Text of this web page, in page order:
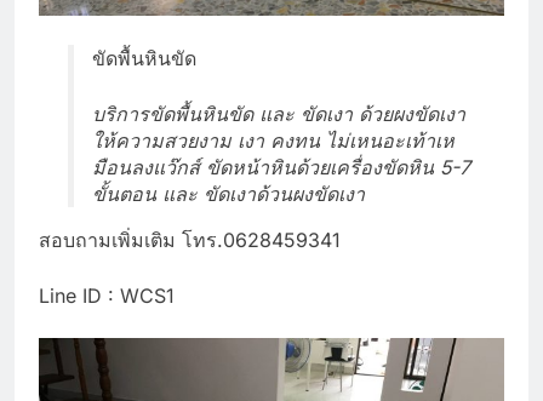
ขัดพื้นหินขัด
บริการขัดพื้นหินขัด และ ขัดเงา ด้วยผงขัดเงา
ให้ความสวยงาม เงา คงทน ไม่เหนอะเท้าเห
มือนลงแว๊กส์ ขัดหน้าหินด้วยเครื่องขัดหิน 5-7
ขั้นตอน และ ขัดเงาด้วนผงขัดเงา
สอบถามเพิ่มเติม โทร.0628459341
Line ID : WCS1